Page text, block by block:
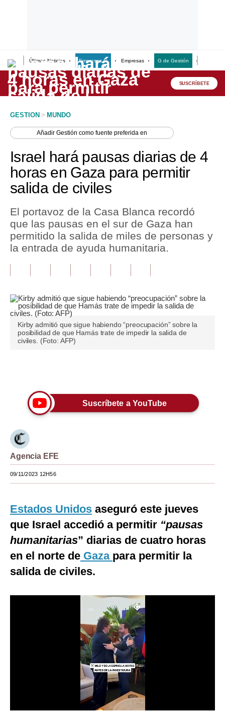
Últimas Noticias Empresas G Empresas G de Gestión
Lo último
Peru Quiosco
Economía
Mercados
Política
Tu Dinero
Finanzas Personales
Plus G
Opinión
Editorial
Tendencias
Viajes
Moda
Estilos
Mundo
EEUU
México
España
SUSCRÍBETE
GESTION > MUNDO
AñadirGestión como fuente preferida en
Israel hará pausas diarias de 4
horas en Gaza para permitir
salida de civiles
El portavoz de la Casa Blanca recordó
que las pausas en el sur de Gaza han
permitido la salida de miles de personas y
la entrada de ayuda humanitaria.
Kirby admitió que sigue habiendo “preocupación” sobre la
posibilidad de que Hamás trate de impedir la salida de
civiles. (Foto: AFP)
Suscríbete a YouTube
Agencia EFE
09/11/2023 12H56
Estados Unidos aseguró este jueves
que Israel accedió a permitir “pausas
humanitarias” diarias de cuatro horas
en el norte de Gaza para permitir la
salida de civiles.